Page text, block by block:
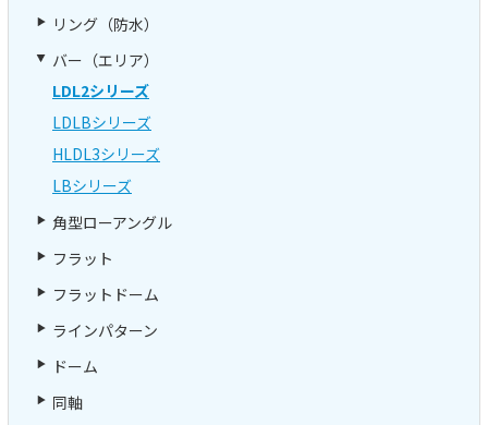
リング（防水）
バー（エリア）
LDL2シリーズ
LDLBシリーズ
HLDL3シリーズ
LBシリーズ
角型ローアングル
フラット
フラットドーム
ラインパターン
ドーム
同軸